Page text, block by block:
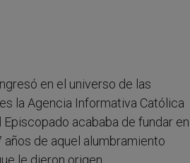
en el universo de las
la Agencia Informativa Católica
Episcopado acababa de fundar en
años de aquel alumbramiento
le dieron origen.